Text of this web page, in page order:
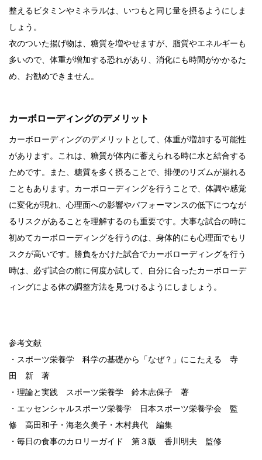
整えるビタミンやミネラルは、いつもと同じ量を摂るようにしま
しょう。
衣のついた揚げ物は、糖質を増やせますが、脂質やエネルギーも
多いので、体重が増加する恐れがあり、消化にも時間がかかるた
め、お勧めできません。
カーボローディングのデメリット
カーボローディングのデメリットとして、体重が増加する可能性
があります。これは、糖質が体内に蓄えられる時に水と結合する
ためです。また、糖質を多く摂ることで、排便のリズムが崩れる
こともあります。カーボローディングを行うことで、体調や感覚
に変化が現れ、心理面への影響やパフォーマンスの低下につなが
るリスクがあることを理解するのも重要です。大事な試合の時に
初めてカーボローディングを行うのは、身体的にも心理面でもリ
スクが高いです。勝負をかけた試合でカーボローディングを行う
時は、必ず試合の前に何度か試して、自分に合ったカーボローデ
ィングによる体の調整方法を見つけるようにしましょう。
参考文献
・スポーツ栄養学 科学の基礎から「なぜ？」にこたえる 寺
田 新 著
・理論と実践 スポーツ栄養学 鈴木志保子 著
・エッセンシャルスポーツ栄養学 日本スポーツ栄養学会 監
修 高田和子・海老久美子・木村典代 編集
・毎日の食事のカロリーガイド 第３版 香川明夫 監修